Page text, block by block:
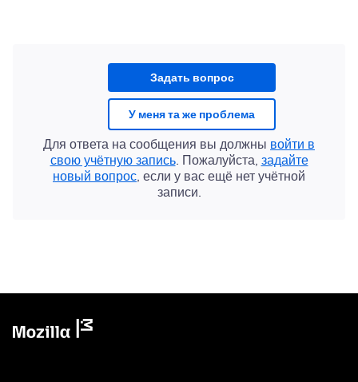
Задать вопрос
У меня та же проблема
Для ответа на сообщения вы должны войти в
свою учётную запись. Пожалуйста, задайте
новый вопрос, если у вас ещё нет учётной
записи.